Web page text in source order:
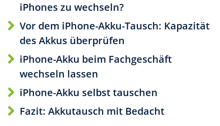
iPhones zu wechseln?
Vor dem iPhone-Akku-Tausch: Kapazität
des Akkus überprüfen
iPhone-Akku beim Fachgeschäft
wechseln lassen
iPhone-Akku selbst tauschen
Fazit: Akkutausch mit Bedacht